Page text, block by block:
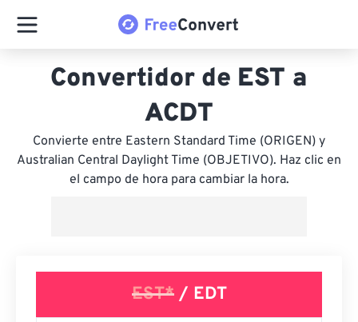
Convertidor de EST a
ACDT
Convierte entre Eastern Standard Time (ORIGEN) y
Australian Central Daylight Time (OBJETIVO). Haz clic en
el campo de hora para cambiar la hora.
EST*/ EDT